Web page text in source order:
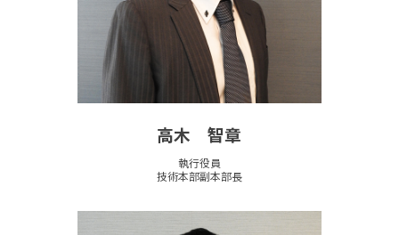
高木 智章
執行役員
技術本部副本部長